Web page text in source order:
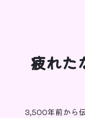
疲れた
3,500年前から